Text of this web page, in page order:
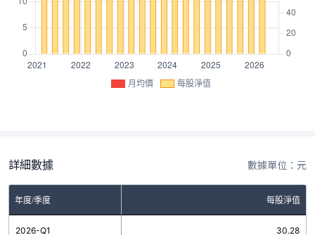
月均價 每股淨值
詳細數據 數據單位：元
年度/季度 每股淨值
2026-Q1 30.28